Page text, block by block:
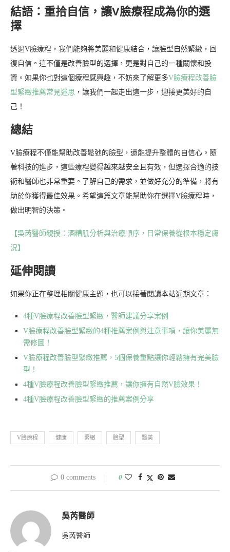
結語：重拾自信，讓V臉療程成為你的選
擇
透過V臉療程，我們能夠將美麗和健康結合，讓臉型自然緊緻，回
復自信。這不僅是改善臉型的選擇，更是對自己的一種關懷和投
資。如果你也對這個療程感興趣，不妨來了解更多V臉療程改善臉
型緊緻推薦常見迷思 ，讓我們一起走出這一步，迎接更美好的自
己！
總結
V臉療程不僅能幫助改善鬆弛的臉型，還能提升整體的自信心。隨
著科技的進步，這些療程變得越來越安全且有效，但選擇合適的技
術和醫師也非常重要。了解自己的需求，並做好充分的準備，將有
助於你獲得最佳效果。希望這篇文章能幫助你在選擇V臉療程時，
做出明智的決策。
【吳芮醫師親授：酒糟肌分析與治療順序，日常保養從根本穩定膚
況】
延伸閱讀
如果你正在整理相關健康主題，也可以接著閱讀本站近期文章：
4種V臉療程改善臉型緊緻，醫師建議分享案例
V臉療程改善臉型緊緻的4種推薦案例與注意事項，讓你美麗無
需修圖！
V臉療程改善臉型緊緻推薦，5個保養重點讓你輕鬆擁有完美臉
型！
4種V臉療程改善臉型緊緻推薦，讓你擁有自然V臉效果！
4種V臉療程改善臉型緊緻的推薦案例分享
V臉療程 健康 緊緻 臉型 醫美
0 comments 0
吳芮醫師
吳芮醫師